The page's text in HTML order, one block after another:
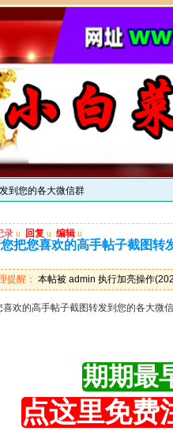
到您的各大微信群
录 u 回复 u 编辑 u
您把您喜欢的高手帖子截图转
提醒： 本帖被 admin 执行加亮操作
喜欢的高手帖子截图转发到您的各大微
期期最
点这里免费